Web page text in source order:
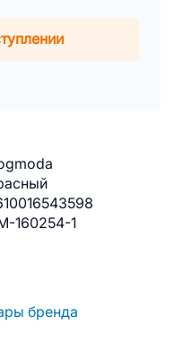
160254-1
бренда